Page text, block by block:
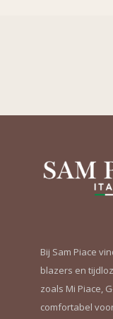
Bij Sam Piace
blazers en
zoals Mi Piace,
comfortabel